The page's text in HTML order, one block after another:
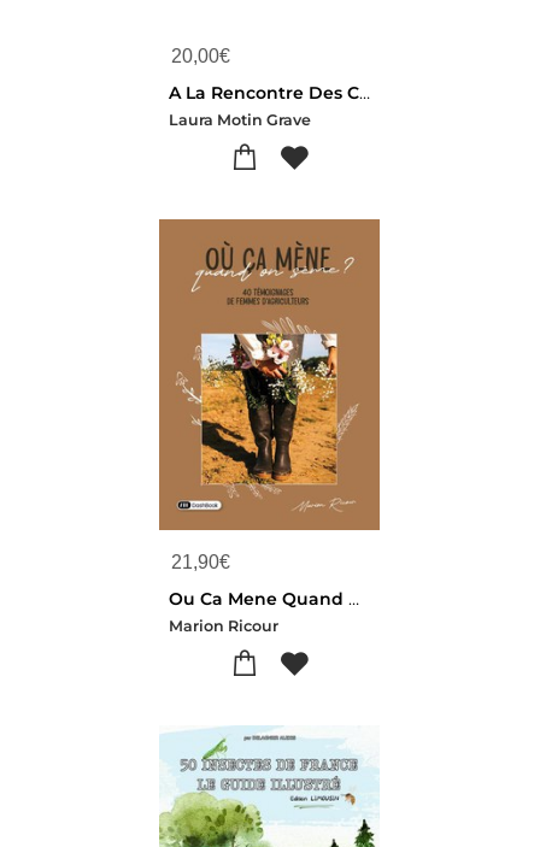
20,00€
A La Rencontre Des Carpates : Carnet Photographique D'ecrivaine Aventuriere
Laura Motin Grave
21,90€
Ou Ca Mene Quand On Seme ? 40 Temoignages De Femmes D'agriculteurs
Marion Ricour